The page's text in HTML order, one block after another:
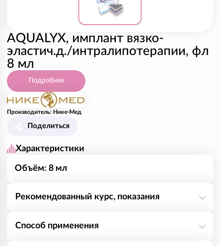
AQUALYX, имплант вязко-
эластич.д./интралипотерапии, фл
8 мл
Подробнее
Производитель: Нике-Мед
Поделиться
Характеристики
Объём: 8 мл
Рекомендованный курс, показания
Область применения - мезотерапия
Способ применения